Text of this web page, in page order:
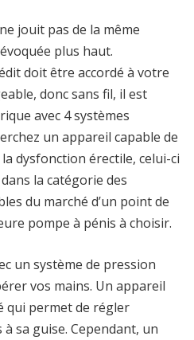
jouit pas de la même
plus haut.
doit être accordé à votre
donc sans fil, il est
avec 4 systèmes
un appareil capable de
dysfonction érectile, celui-ci
la catégorie des
du marché d’un point de
pompe à pénis à choisir.
un système de pression
vos mains. Un appareil
qui permet de régler
sa guise. Cependant, un